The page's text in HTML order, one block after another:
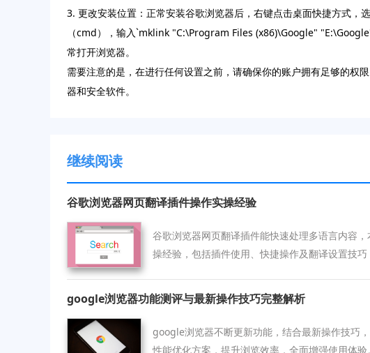
3. 更改安装位置：正常安装谷歌浏览器后，右键点击桌面快捷方式，
（cmd），输入`mklink "C:\Program Files (x86)\Google"
常打开浏览器。
需要注意的是，在进行任何设置之前，请确保你的账户拥有足够的权
器和安全软件。
继续阅读
谷歌浏览器网页翻译插件操作实操经验
谷歌浏览器网页翻译插件能快速处理多语言内容
操经验，包括插件使用、快捷操作及翻译设置技巧
google浏览器功能测评与最新操作技巧完整解析
google浏览器不断更新功能，结合最新操作技巧
性能优化方案，提升浏览效率，全面增强使用体验。